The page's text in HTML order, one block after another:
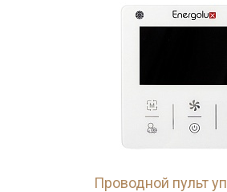
Проводной пульт